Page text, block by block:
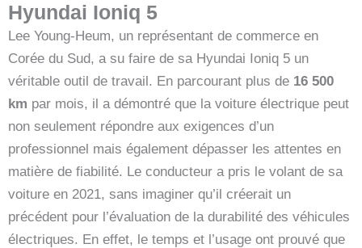
Hyundai Ioniq 5
Lee Young-Heum, un représentant de commerce en
Corée du Sud, a su faire de sa Hyundai Ioniq 5 un
véritable outil de travail. En parcourant plus de 16 500
km par mois, il a démontré que la voiture électrique peut
non seulement répondre aux exigences d’un
professionnel mais également dépasser les attentes en
matière de fiabilité. Le conducteur a pris le volant de sa
voiture en 2021, sans imaginer qu’il créerait un
précédent pour l’évaluation de la durabilité des véhicules
électriques. En effet, le temps et l’usage ont prouvé que